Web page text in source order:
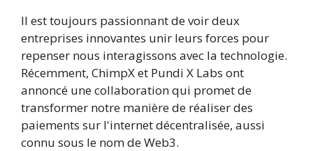
Il est toujours passionnant de voir deux
entreprises innovantes unir leurs forces pour
repenser nous interagissons avec la technologie.
Récemment, ChimpX et Pundi X Labs ont
annoncé une collaboration qui promet de
transformer notre manière de réaliser des
paiements sur l'internet décentralisée, aussi
connu sous le nom de Web3.